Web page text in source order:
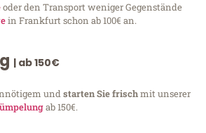
oder den Transport weniger Gegenstände
in Frankfurt schon ab 100€ an.
| ab 150€
undstarten Sie frischmit unserer
ab 150€.